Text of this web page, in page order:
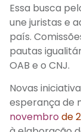
Essa busca
une juristas e
país.
pautas
OAB e o CNJ.
Novas
esperança de
novembro de